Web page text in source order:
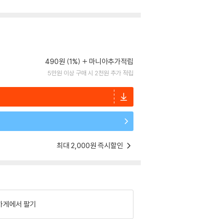
490원 (1%) 마니아추가적립
5만원 이상 구매 시 2천원 추가 적립
최대 2,000원 즉시할인
게에서 팔기